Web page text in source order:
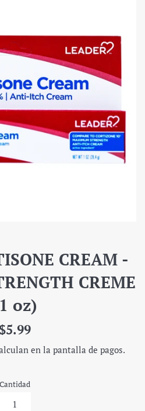
CREAM -
CREME
oz)
Precio
$5.99
en la pantalla de pagos.
Cantidad